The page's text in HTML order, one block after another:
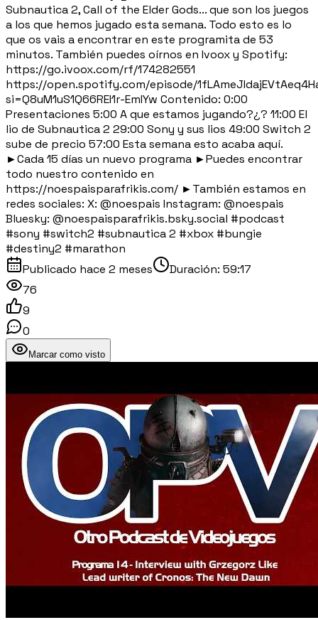
Subnautica 2, Call of the Elder Gods... que son los juegos
a los que hemos jugado esta semana. Todo esto es lo
que os vais a encontrar en este programita de 53
minutos. También puedes oírnos en Ivoox y Spotify:
https://go.ivoox.com/rf/174282551
https://open.spotify.com/episode/
si=Q8uM1uS1Q66REI1r-EmIYw Contenido: 0:00
Presentaciones 5:00 A que estamos jugando?¿? 11:00 El
lio de Subnautica 2 29:00 Sony y sus lios 49:00 Switch 2
sube de precio 57:00 Esta semana esto acaba aquí.
►Cada 15 días un nuevo programa ►Puedes encontrar
todo nuestro contenido en
https://noespaisparafrikis.com/ ►También estamos en
redes sociales: X: @noespais Instagram: @noespais
Bluesky: @noespaisparafrikis.bsky.social #podcast
#sony #switch2 #subnautica 2 #xbox #bungie
#destiny2 #marathon
Publicado hace 2 meses Duración: 59:17
76
9
0
Marcar como visto